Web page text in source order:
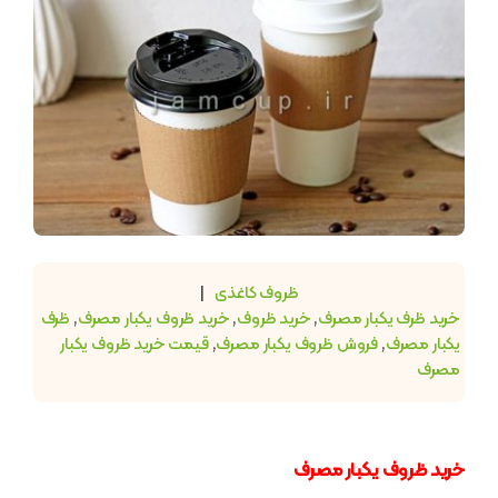
ظروف کاغذی |
خرید ظرف یکبار مصرف,خرید ظروف,خرید ظروف یکبار مصرف, ظرف
یکبار مصرف,فروش ظروف یکبار مصرف,قیمت خرید ظروف یکبار
مصرف
خرید ظروف یکبار مصرف